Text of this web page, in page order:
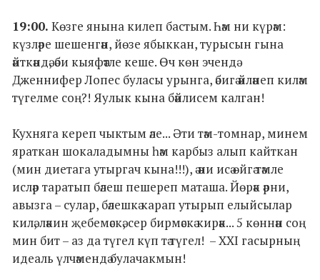
19:00. Көзге янына килеп бастым. Һәм ни күрәм:
күзләре шешенгән, йөзе ябыккан, турысын гына
әйткәндә, әби кыяфәтле кеше. Өч көн эчендә
Дженнифер Лопес буласы урынга, әбигә әйләнеп киләм
түгелме соң?! Яулык кына бәйлисем калган!
Кухняга кереп чыктым әле... Әти тәм-томнар, минем
яраткан шокаладымны һәм карбыз алып кайткан
(мин диетага утыргач кына!!!), ә әни исә өйгә тәмле
исләр таратып бәлеш пешереп маташа. Йөрәк әрни,
авызга – сулар, бәлешкә карап утырып елыйсылар
килә, ләкин җебемәскә, сер бирмәскә кирәк... 5 көннән соң
мин бит – аз да түгел күп тә түгел! – XXI гасырның
идеаль үлчәмендә булачакмын!